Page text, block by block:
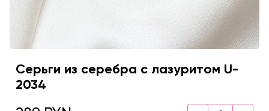
Серьги из серебра с лазуритом U-
2034